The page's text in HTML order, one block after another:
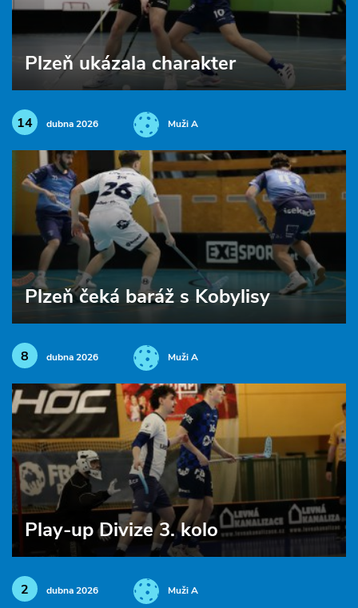
Plzeň ukázala charakter
14 dubna 2026 Muži A
Plzeň čeká baráž s Kobylisy
8 dubna 2026 Muži A
Play-up Divize 3. kolo
2 dubna 2026 Muži A